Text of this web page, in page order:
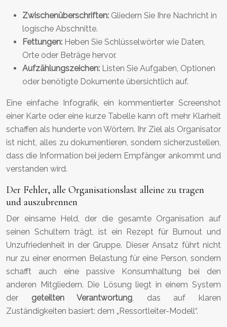
Zwischenüberschriften: Gliedern Sie Ihre Nachricht in
logische Abschnitte.
Fettungen: Heben Sie Schlüsselwörter wie Daten,
Orte oder Beträge hervor.
Aufzählungszeichen: Listen Sie Aufgaben, Optionen
oder benötigte Dokumente übersichtlich auf.
Eine einfache Infografik, ein kommentierter Screenshot
einer Karte oder eine kurze Tabelle kann oft mehr Klarheit
schaffen als hunderte von Wörtern. Ihr Ziel als Organisator
ist nicht, alles zu dokumentieren, sondern sicherzustellen,
dass die Information bei jedem Empfänger ankommt und
verstanden wird.
Der Fehler, alle Organisationslast alleine zu tragen
und auszubrennen
Der einsame Held, der die gesamte Organisation auf
seinen Schultern trägt, ist ein Rezept für Burnout und
Unzufriedenheit in der Gruppe. Dieser Ansatz führt nicht
nur zu einer enormen Belastung für eine Person, sondern
schafft auch eine passive Konsumhaltung bei den
anderen Mitgliedern. Die Lösung liegt in einem System
der geteilten Verantwortung, das auf klaren
Zuständigkeiten basiert: dem „Ressortleiter-Modell“.